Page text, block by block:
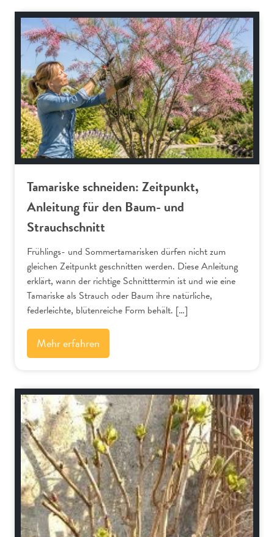
Gartenpraxis
Tamariske schneiden: Zeitpunkt,
Anleitung für den Baum- und
Strauchschnitt
Frühlings- und Sommertamarisken dürfen nicht zum
gleichen Zeitpunkt geschnitten werden. Diese Anleitung
erklärt, wann der richtige Schnitttermin ist und wie eine
Tamariske als Strauch oder Baum ihre natürliche,
federleichte, blütenreiche Form behält. […]
Mehr erfahren
Schnitt-Anleitungen